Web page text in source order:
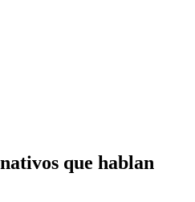
que hablan